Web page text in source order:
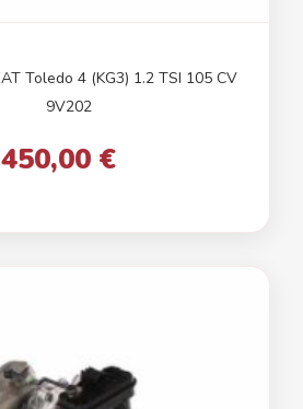
Toledo 4 (KG3) 1.2 TSI 105 CV
9V202
450,00 €